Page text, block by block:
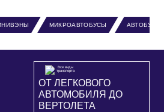
МИКРОАВТОБУСЫ АВТОБУСЫ
ОТ ЛЕГКОВОГО
АВТОМОБИЛЯ ДО
ВЕРТОЛЕТА